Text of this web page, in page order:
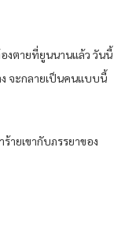
งตายที่ยูนนานแล้ว วันนี้
ง จะกลายเป็นคนแบบนี้
ายเขากับภรรยาของ